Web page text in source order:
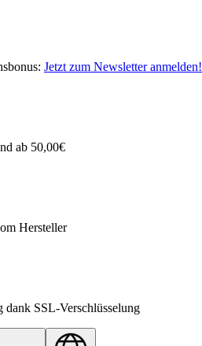
Jetzt zum Newsletter anmelden!
ab 50,00€
Hersteller
dank SSL-Verschlüsselung